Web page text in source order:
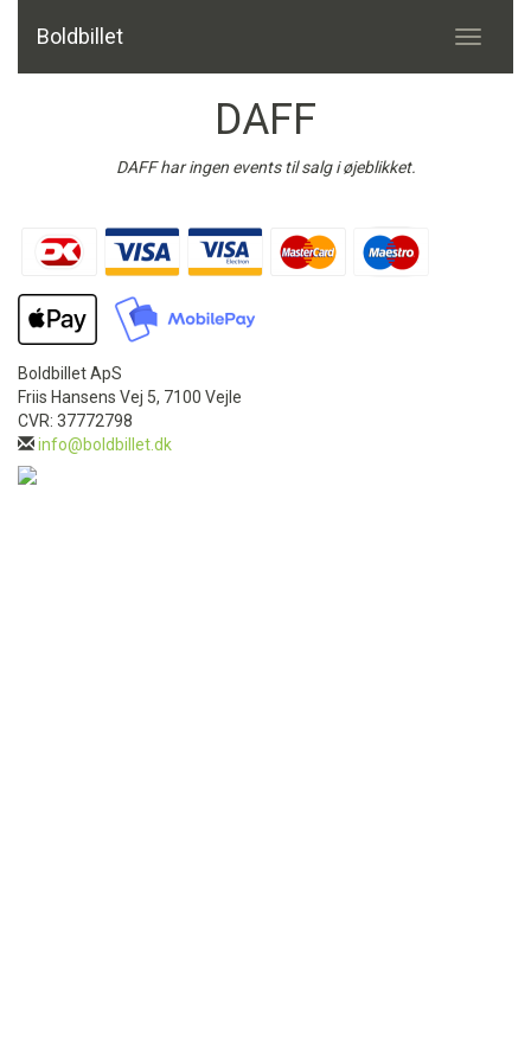
Toggle
Boldbillet
DAFF
DAFF har ingen events til salg i øjeblikket.
Boldbillet ApS
Friis Hansens Vej 5, 7100 Vejle
CVR: 37772798
info@boldbillet.dk